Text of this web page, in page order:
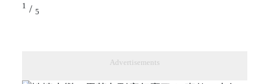
1 / 5
Advertisements